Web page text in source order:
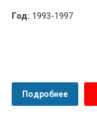
Год: 1993-1997
Подробнее